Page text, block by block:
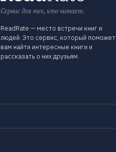
Сервис для тех, кто читает.
ReadRate — место встречи книг и
людей. Это сервис, который поможет
вам найти интересные книги и
рассказать о них друзьям.